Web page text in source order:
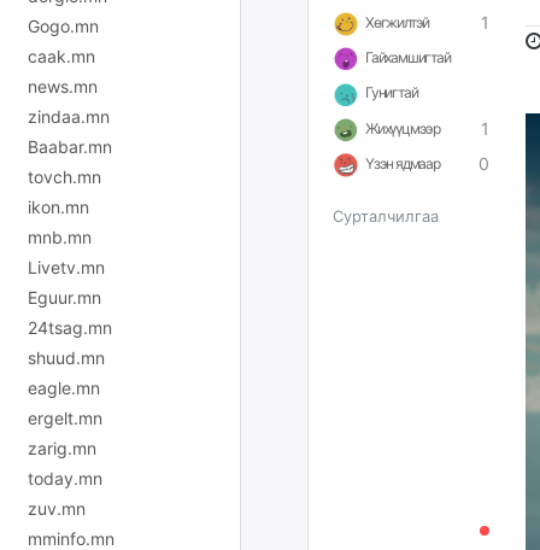
Gogo.mn
caak.mn
news.mn
zindaa.mn
Baabar.mn
tovch.mn
ikon.mn
mnb.mn
Livetv.mn
Eguur.mn
24tsag.mn
shuud.mn
eagle.mn
ergelt.mn
zarig.mn
today.mn
zuv.mn
mminfo.mn
Хөгжилтэй 1
Гайхамшигтай
Гунигтай
Жихүүцмээр
1
Үзэн ядмаар 0
Сурталчилгаа